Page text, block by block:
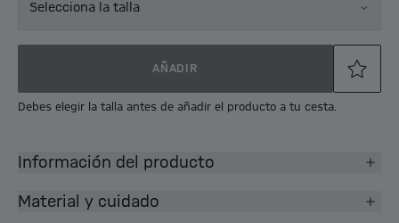
Selecciona la talla
AÑADIR
Debes elegir la talla antes de añadir el producto a tu cesta.
Información del producto
Material y cuidado